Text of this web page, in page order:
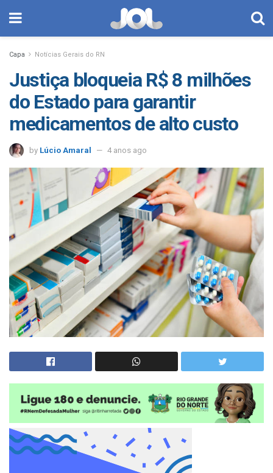
Capa Notícias Gerais do RN
Justiça bloqueia R$ 8 milhões
do Estado para garantir
medicamentos de alto custo
by Lúcio Amaral 4 anos ago